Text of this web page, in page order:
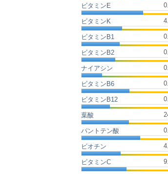
ビタミンE
ビタミンK
ビタミンB1
ビタミンB2
ナイアシン
ビタミンB6
ビタミンB12
葉酸
パントテン酸
ビオチン
ビタミンC